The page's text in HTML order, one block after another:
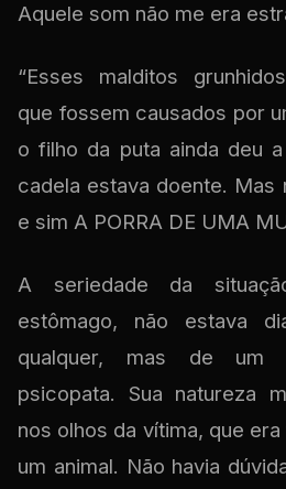
Aquele som não me era
“Esses malditos
que fossem causados por
o filho da puta ainda deu
cadela estava doente. Mas
e sim A PORRA DE UMA
A seriedade da
estômago, não estava
qualquer, mas de um
psicopata. Sua natureza
nos olhos da vítima, que
um animal. Não havia